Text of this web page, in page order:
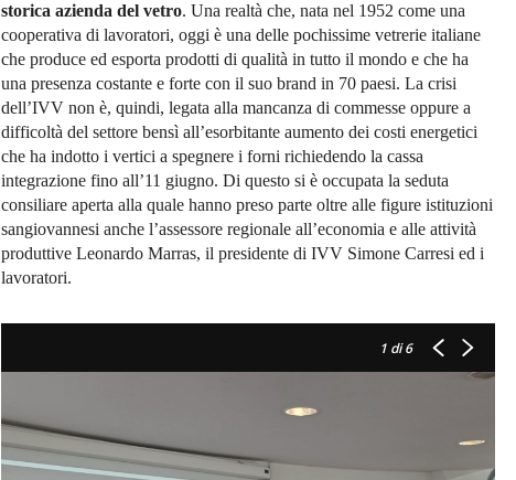
storica azienda del vetro. Una realtà che, nata nel 1952 come una
cooperativa di lavoratori, oggi è una delle pochissime vetrerie italiane
che produce ed esporta prodotti di qualità in tutto il mondo e che ha
una presenza costante e forte con il suo brand in 70 paesi. La crisi
dell’IVV non è, quindi, legata alla mancanza di commesse oppure a
difficoltà del settore bensì all’esorbitante aumento dei costi energetici
che ha indotto i vertici a spegnere i forni richiedendo la cassa
integrazione fino all’11 giugno. Di questo si è occupata la seduta
consiliare aperta alla quale hanno preso parte oltre alle figure istituzioni
sangiovannesi anche l’assessore regionale all’economia e alle attività
produttive Leonardo Marras, il presidente di IVV Simone Carresi ed i
lavoratori.
1 di 6